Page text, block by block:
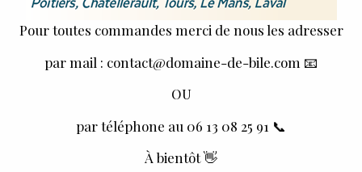
Pour toutes commandes merci de nous les adresser
par mail : contact@domaine-de-bile.com 📧
OU
par téléphone au 06 13 08 25 91 📞
À bientôt 👋